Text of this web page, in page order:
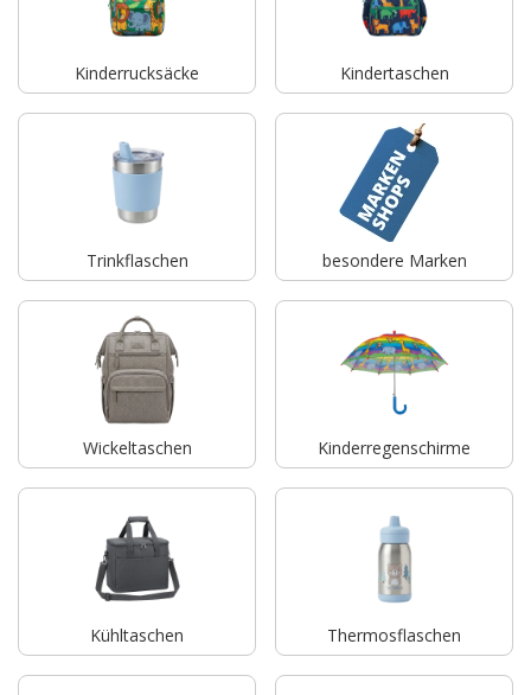
Kinderrucksäcke Kindertaschen
Trinkflaschen besondere Marken
Wickeltaschen Kinderregenschirme
Kühltaschen Thermosflaschen